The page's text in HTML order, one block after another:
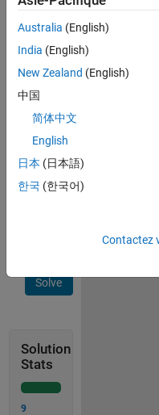
X-
axis,
is
rotation
around
axis,
and
psi is
around
Solve
Solution
Stats
9
Australia (English)
India (English)
New Zealand (English)
中国
简体中文
English
日本 (日本語)
한국 (한국어)
Contactez